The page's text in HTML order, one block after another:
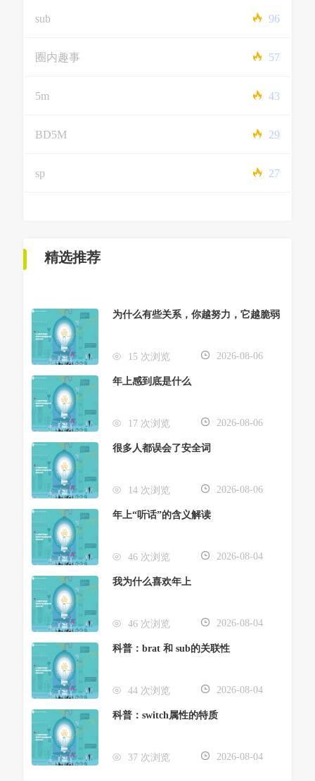
sub 96
圈内趣事 57
5m 43
BD5M 29
sp 27
精选推荐
为什么有些关系，你越努力，它越脆弱
15 次浏览 2026-08-06
年上感到底是什么
17 次浏览 2026-08-06
很多人都误会了安全词
14 次浏览 2026-08-06
年上“听话”的含义解读
46 次浏览 2026-08-04
我为什么喜欢年上
46 次浏览 2026-08-04
科普：brat 和 sub的关联性
44 次浏览 2026-08-04
科普：switch属性的特质
37 次浏览 2026-08-04